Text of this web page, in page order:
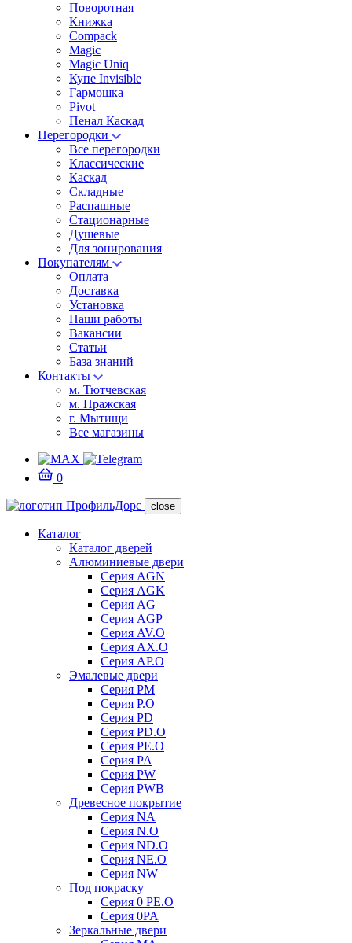
Поворотная
Книжка
Compack
Magic
Magic Uniq
Купе Invisible
Гармошка
Pivot
Пенал Каскад
Перегородки
Все перегородки
Классические
Каскад
Складные
Распашные
Стационарные
Душевые
Для зонирования
Покупателям
Оплата
Доставка
Установка
Наши работы
Вакансии
Статьи
База знаний
Контакты
м. Тютчевская
м. Пражская
г. Мытищи
Все магазины
0
close
Каталог
Каталог дверей
Алюминиевые двери
Серия AGN
Серия AGK
Серия AG
Серия AGP
Серия AV.O
Серия AX.O
Серия AP.O
Эмалевые двери
Серия PM
Серия P.O
Серия PD
Серия PD.O
Серия PE.O
Серия PA
Серия PW
Серия PWB
Древесное покрытие
Серия NA
Серия N.O
Серия ND.O
Серия NE.O
Серия NW
Под покраску
Серия 0 PE.O
Серия 0PA
Зеркальные двери